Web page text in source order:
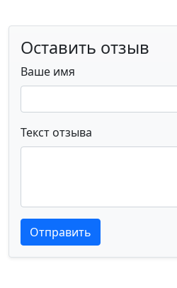
Оставить отзыв
Ваше имя
Текст отзыва
Текст отзыва
Текст отзыва
Отправить